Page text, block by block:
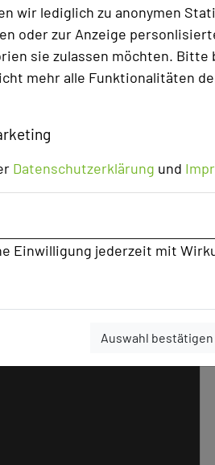
wir lediglich zu anonymen
oder zur Anzeige
sie zulassen möchten. Bitte
mehr alle Funktionalitäten
Datenschutzerklärung und
Einwilligung jederzeit mit
Auswahl bestätigen
beliebtes
im Progamm.